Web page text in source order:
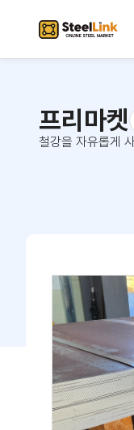
프리마켓
철강을 자유롭게